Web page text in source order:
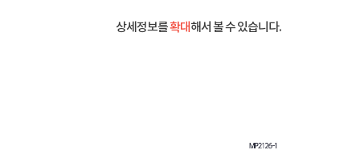
상세정보를확대해서 볼 수 있습니다.